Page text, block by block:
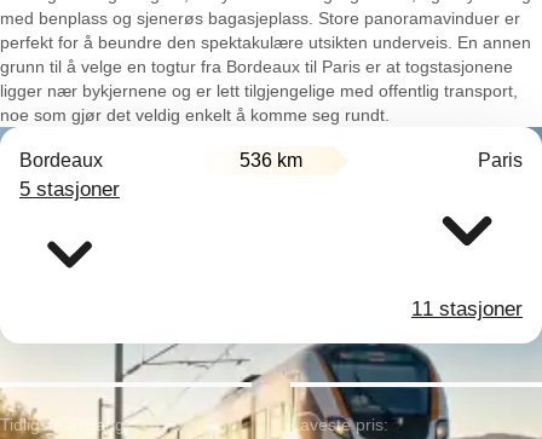
med benplass og sjenerøs bagasjeplass. Store panoramavinduer er
perfekt for å beundre den spektakulære utsikten underveis. En annen
grunn til å velge en togtur fra Bordeaux til Paris er at togstasjonene
ligger nær bykjernene og er lett tilgjengelige med offentlig transport,
noe som gjør det veldig enkelt å komme seg rundt.
Bordeaux 536 km Paris
5 stasjoner
11 stasjoner
Tidligste avgang: Laveste pris: